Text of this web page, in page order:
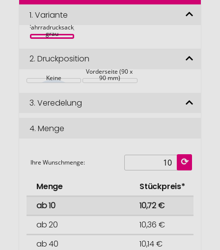
Bildgalerie
springen
1. Variante
Fahrradrucksack,
grau
2. Druckposition
Keine
Vorderseite (90 x
90 mm)
3. Veredelung
4. Menge
Ihre Wunschmenge:
Menge
Stückpreis*
ab 10
10,72 €
ab 20
10,36 €
ab 40
10,14 €